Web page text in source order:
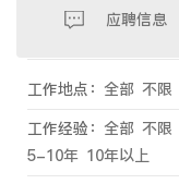
应聘信息
工作地点： 全部 不限
工作经验： 全部 不限
5-10年 10年以上